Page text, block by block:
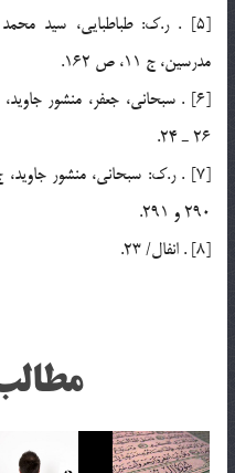
[5] . ر.ك: طباطبايي، سيد
مدرسين، ج 11، ص 162.
26 ـ 24.
290 و 291.
[8] . انفال/ 23.